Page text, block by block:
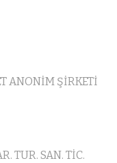
ANONİM ŞİRKETİ
TUR. SAN. TİC.